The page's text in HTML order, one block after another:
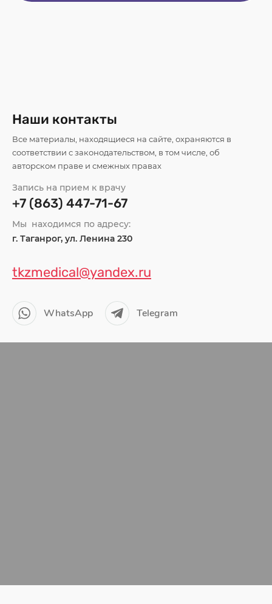
WhatsApp Telegram
tkzmedical@yandex.ru
Наши контакты
Все материалы, находящиеся на сайте, охраняются в
соответствии с законодательством, в том числе, об
авторском праве и смежных правах
Запись на прием к врачу
+7 (863) 447-71-67
Мы находимся по адресу:
г. Таганрог, ул. Ленина 230